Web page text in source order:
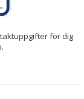
för dig